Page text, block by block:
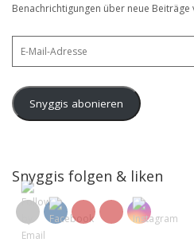
Benachrichtigungen über neue Beiträge
Snyggis abonieren
Snyggis folgen & liken